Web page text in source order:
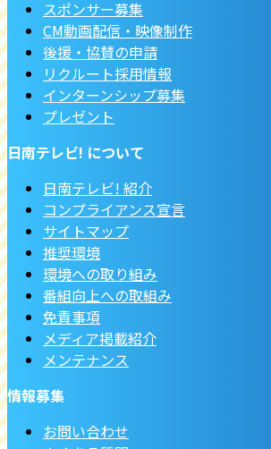
スポンサー募集
CM動画配信・映像制作
後援・協賛の申請
リクルート採用情報
インターンシップ募集
プレゼント
日南テレビ! について
日南テレビ! 紹介
コンプライアンス宣言
サイトマップ
推奨環境
環境への取り組み
番組向上への取組み
免責事項
メディア掲載紹介
メンテナンス
情報募集
お問い合わせ